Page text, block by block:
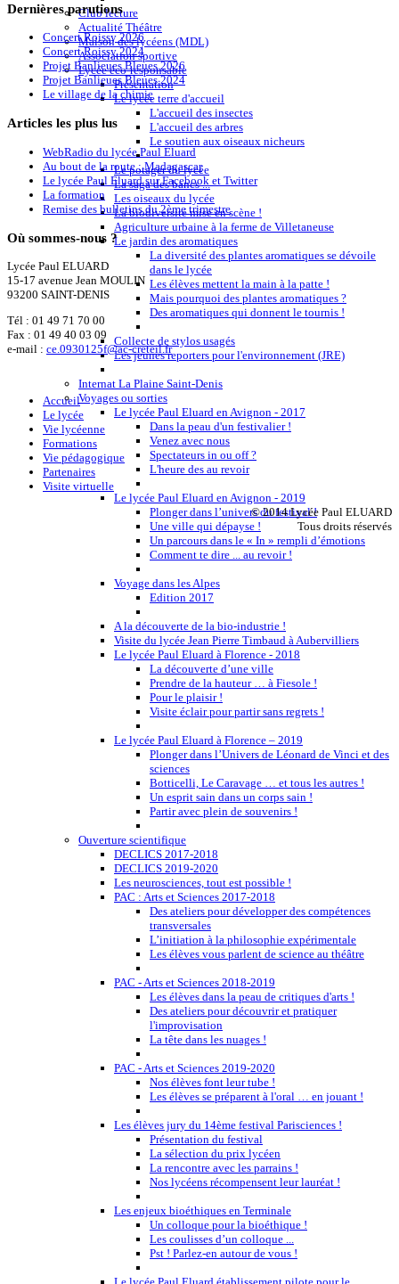
Club lecture
Actualité Théâtre
Maison des lycéens (MDL)
Association sportive
Lycée éco-responsable
Présentation
Le lycée terre d'accueil
L'accueil des insectes
L'accueil des arbres
Le soutien aux oiseaux nicheurs
Le potager du lycée
La saga des bancs ...
Les oiseaux du lycée
La biodiversité mise en scène !
Agriculture urbaine à la ferme de Villetaneuse
Le jardin des aromatiques
La diversité des plantes aromatiques se dévoile
dans le lycée
Les élèves mettent la main à la patte !
Mais pourquoi des plantes aromatiques ?
Des aromatiques qui donnent le tournis !
Collecte de stylos usagés
Les jeunes reporters pour l'environnement (JRE)
Internat La Plaine Saint-Denis
Voyages ou sorties
Le lycée Paul Eluard en Avignon - 2017
Dans la peau d'un festivalier !
Venez avec nous
Spectateurs in ou off ?
L'heure des au revoir
Le lycée Paul Eluard en Avignon - 2019
Plonger dans l’univers du festival !
Une ville qui dépayse !
Un parcours dans le « In » rempli d’émotions
Comment te dire ... au revoir !
Voyage dans les Alpes
Edition 2017
A la découverte de la bio-industrie !
Visite du lycée Jean Pierre Timbaud à Aubervilliers
Le lycée Paul Eluard à Florence - 2018
La découverte d’une ville
Prendre de la hauteur … à Fiesole !
Pour le plaisir !
Visite éclair pour partir sans regrets !
Le lycée Paul Eluard à Florence – 2019
Plonger dans l’Univers de Léonard de Vinci et des
sciences
Botticelli, Le Caravage … et tous les autres !
Un esprit sain dans un corps sain !
Partir avec plein de souvenirs !
Ouverture scientifique
DECLICS 2017-2018
DECLICS 2019-2020
Les neurosciences, tout est possible !
PAC : Arts et Sciences 2017-2018
Des ateliers pour développer des compétences
transversales
L’initiation à la philosophie expérimentale
Les élèves vous parlent de science au théâtre
PAC - Arts et Sciences 2018-2019
Les élèves dans la peau de critiques d'arts !
Des ateliers pour découvrir et pratiquer
l'improvisation
La tête dans les nuages !
PAC - Arts et Sciences 2019-2020
Nos élèves font leur tube !
Les élèves se préparent à l'oral … en jouant !
Les élèves jury du 14ème festival Parisciences !
Présentation du festival
La sélection du prix lycéen
La rencontre avec les parrains !
Nos lycéens récompensent leur lauréat !
Les enjeux bioéthiques en Terminale
Un colloque pour la bioéthique !
Les coulisses d’un colloque ...
Pst ! Parlez-en autour de vous !
Dernièresparutions
Concert Roissy 2026
Concert Roissy 2024
Projet Banlieues Bleues 2026
Projet Banlieues Bleues 2024
Le village de la chimie
Articles les plus lus
WebRadio du lycée Paul Eluard
Au bout de la route : Madagascar
Le lycée Paul Eluard sur Facebook et Twitter
La formation
Remise des bulletins du 2ème trimestre
Où sommes-nous ?
Lycée Paul ELUARD
15-17 avenue Jean MOULIN
93200 SAINT-DENIS
Tél : 01 49 71 70 00
Fax : 01 49 40 03 09
e-mail : ce.0930125f@ac-creteil.fr
Accueil
Le lycée
Vie lycéenne
Formations
Vie pédagogique
Partenaires
Visite virtuelle
© 2014 Lycée Paul ELUARD
Tous droits réservés